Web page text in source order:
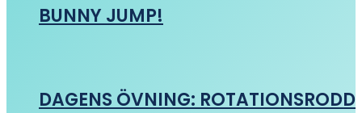
BUNNY JUMP!
DAGENS ÖVNING: ROTATIONSRODD